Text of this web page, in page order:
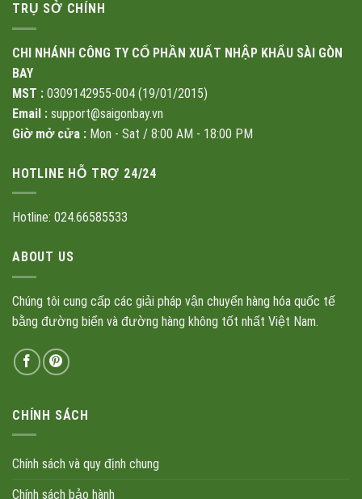
TRỤ SỞ CHÍNH
CHI NHÁNH CÔNG TY CỔ PHẦN XUẤT NHẬP KHẨU SÀI GÒN
BAY
MST : 0309142955-004 (19/01/2015)
Email : support@saigonbay.vn
Giờ mở cửa : Mon - Sat / 8:00 AM - 18:00 PM
HOTLINE HỖ TRỢ 24/24
Hotline: 024.66585533
ABOUT US
Chúng tôi cung cấp các giải pháp vận chuyển hàng hóa quốc tế
bằng đường biển và đường hàng không tốt nhất Việt Nam.
CHÍNH SÁCH
Chính sách và quy định chung
Chính sách bảo hành